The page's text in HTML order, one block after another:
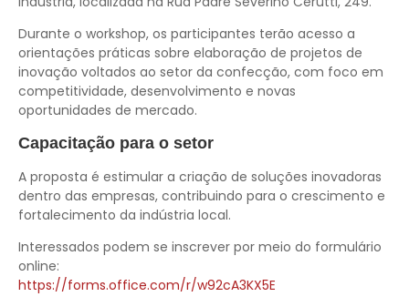
Durante o workshop, os participantes terão acesso a
orientações práticas sobre elaboração de projetos de
inovação voltados ao setor da confecção, com foco em
competitividade, desenvolvimento e novas
oportunidades de mercado.
Capacitação para o setor
A proposta é estimular a criação de soluções inovadoras
dentro das empresas, contribuindo para o crescimento e
fortalecimento da indústria local.
Interessados podem se inscrever por meio do formulário
online:
https://forms.office.com/r/w92cA3KX5E